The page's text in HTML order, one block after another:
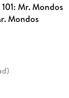
Mr. Mondos
Mondos